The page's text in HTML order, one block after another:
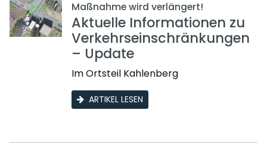
Maßnahme wird verlängert!
Aktuelle Informationen zu
Verkehrseinschränkungen
– Update
Im Ortsteil Kahlenberg
ARTIKEL LESEN